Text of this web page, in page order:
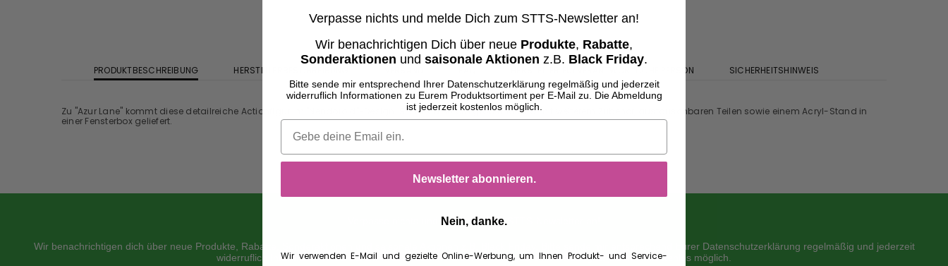
PRODUKTBESCHREIBUNG HERSTELLERBESCHREIBUNG HERSTELLER EU/VERANTWORTLICHE PERSON SICHERHEITSHINWEIS
Zu "Azur Lane" kommt diese detailreiche Actionfigur im "Nendoroid"-Design. Sie ist ca. 10 cm groß und wird mit weiterem Zubehör, austauschbaren Teilen sowie einem Acryl-Stand in
einer Fensterbox geliefert.
Verpasse nichts und melde Dich im STTS-Newsletter an!
Wir benachrichtigen dich über neue Produkte, Rabatte,
Bitte sende mir entsprechend Eurer Datenschutzerklärung regelmäßig und jederzeit
widerruflich Informationen zu Eurem Produktsortiment per E-Mail zu. Die Abmeldung ist jederzeit kostenlos möglich.
Verpasse nichts und melde Dich zum STTS-Newsletter an!
Wir benachrichtigen Dich über neue Produkte, Rabatte,
Sonderaktionen und saisonale Aktionen z.B. Black Friday.
Bitte sende mir entsprechend Ihrer Datenschutzerklärung regelmäßig und jederzeit
widerruflich Informationen zu Eurem Produktsortiment per E-Mail zu. Die Abmeldung
ist jederzeit kostenlos möglich.
Newsletter abonnieren.
Nein, danke.
Wir verwenden E-Mail und gezielte Online-Werbung, um Ihnen Produkt- und Service-